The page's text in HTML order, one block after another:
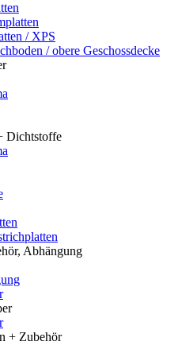
/ XPS
/ obere Geschossdecke
Dichtstoffe
Abhängung
+ Zubehör